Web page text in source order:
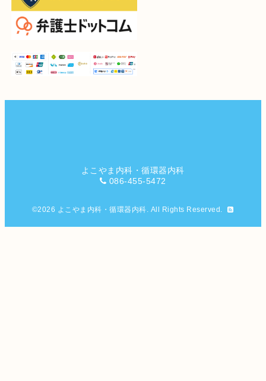
よこやま内科・循環器内科
086-455-5472
©2026 よこやま内科・循環器内科. All Rights Reserved.